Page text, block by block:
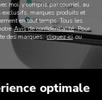
moi, y compris par courriel, au
exclusifs, marques produits et
en tout temps. Tous les
Avis de confidentialité. Pour
des marques,cliquez iciou
optimale